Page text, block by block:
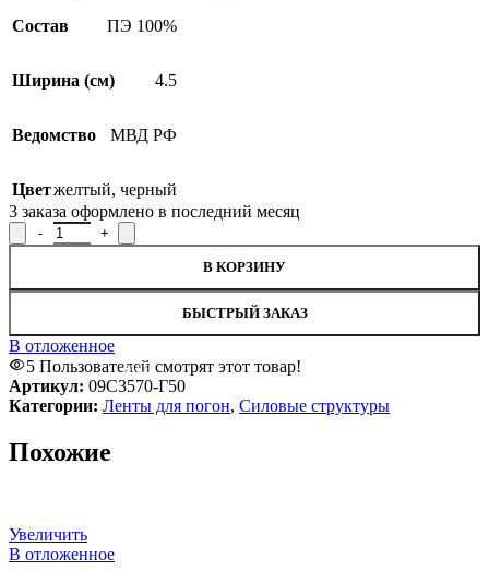
Состав ПЭ 100%
Ширина (см) 4.5
Ведомство МВД РФ
Цветжелтый, черный
3 заказа оформлено в последний месяц
Количество товара Лента для погон МВД РФ, 09С3570-Г50
В КОРЗИНУ
БЫСТРЫЙ ЗАКАЗ
В отложенное
5 Пользователей смотрят этот товар!
Артикул: 09С3570-Г50
Категории: Ленты для погон, Силовые структуры
Похожие
Увеличить
В отложенное
SALE